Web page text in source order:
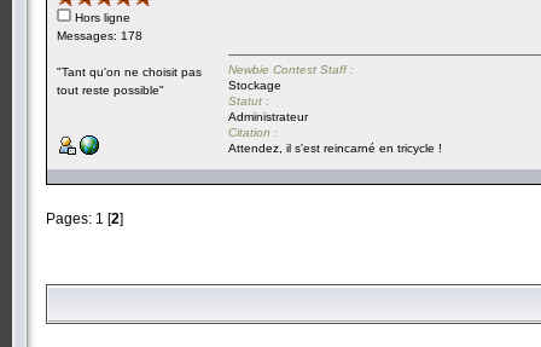
Hors ligne
Messages: 178
"Tant qu'on ne choisit pas
tout reste possible"
Newbie Contest Staff :
Stockage
Statut :
Administrateur
Citation :
Attendez, il s'est reincarné en tricycle !
Pages: 1 [2]